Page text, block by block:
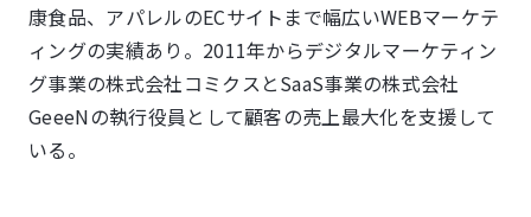
康食品、アパレルのECサイトまで幅広いWEBマーケテ
ィングの実績あり。2011年からデジタルマーケティン
グ事業の株式会社コミクスとSaaS事業の株式会社
GeeeNの執行役員として顧客の売上最大化を支援して
いる。